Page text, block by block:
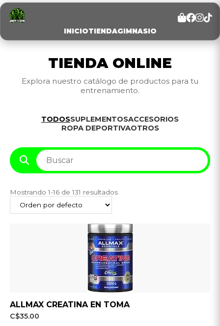
INICIOTIENDAGIMNASIO
TIENDA ONLINE
Explora nuestro catálogo de productos para tu
entrenamiento.
TODOSSUPLEMENTOSACCESORIOS
ROPA DEPORTIVAOTROS
Mostrando 1-16 de 131 resultados
ALLMAX CREATINA EN TOMA
C$35.00